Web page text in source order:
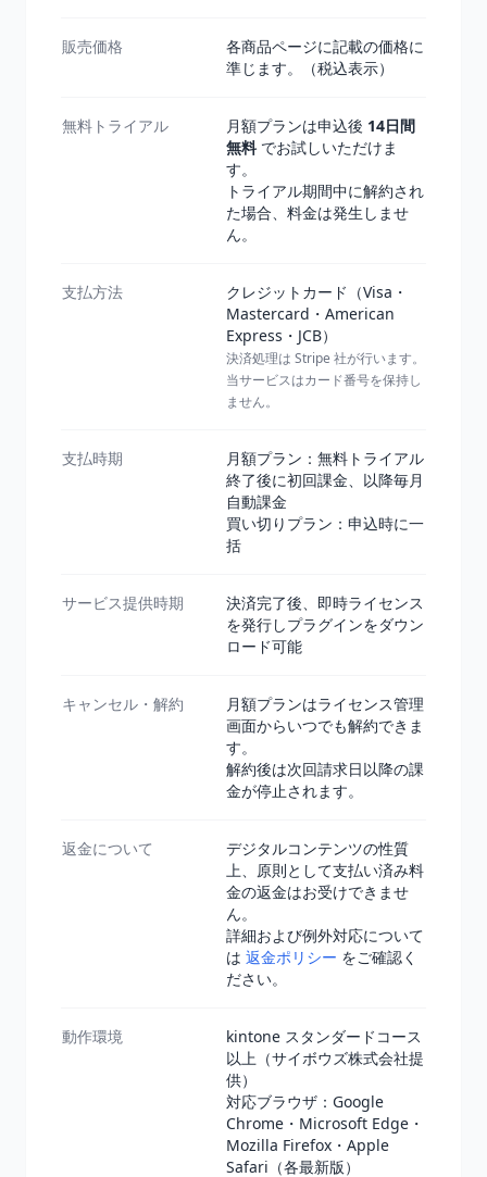
販売価格
各商品ページに記載の価格に
準じます。（税込表示）
無料トライアル 月額プランは申込後 14日間
無料でお試しいただけま
す。
トライアル期間中に解約され
た場合、料金は発生しませ
ん。
支払方法
クレジットカード（Visa・
Mastercard・American
Express・JCB）
決済処理は Stripe 社が行います。
当サービスはカード番号を保持し
ません。
支払時期
月額プラン：無料トライアル
終了後に初回課金、以降毎月
自動課金
買い切りプラン：申込時に一
括
サービス提供時期
決済完了後、即時ライセンス
を発行しプラグインをダウン
ロード可能
キャンセル・解約
月額プランはライセンス管理
画面からいつでも解約できま
す。
解約後は次回請求日以降の課
金が停止されます。
返金について
デジタルコンテンツの性質
上、原則として支払い済み料
金の返金はお受けできませ
ん。
詳細および例外対応について
は 返金ポリシー をご確認く
ださい。
動作環境
kintone スタンダードコース
以上（サイボウズ株式会社提
供）
対応ブラウザ：Google
Chrome・Microsoft Edge・
Mozilla Firefox・Apple
Safari（各最新版）